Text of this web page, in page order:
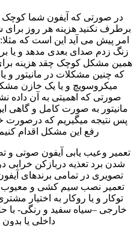
در صورتی که آیفون شما کوچک
برطرف نکنید هزینه هر روز
امر پیش می آید این است که
زنگ زدم صدای بعدی مدهد و
همین مشکل کوچک چقد هزینه
که چنین مشکلات در مانیتور و
میکروسویچ و یا یک خازن
صورتی که اهمیتی به آن داده
مانیتور به صورت کامل و گاهی
پس نتیجه میگیریم که درصورت
رفع این مشکل اقدام کنیم
تعمیر وعیب یابی آیفون صوتی و
شدن برد تعذیه دربازکن خرابی
تصویری در تمامی برندهای
تعمیر نصب سیم کشی و
توکار و یا روکار به اختیار
خارجی –سیاه سفید و رنگی- با
داخلی یا